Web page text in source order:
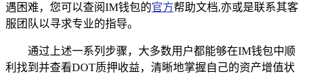
遇困难，您可以查阅IM钱包的官方帮助文档,亦或是联系其客
服团队以寻求专业的指导。
通过上述一系列步骤，大多数用户都能够在IM钱包中顺
利找到并查看DOT质押收益，清晰地掌握自己的资产增值状